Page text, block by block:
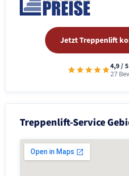
Jetzt Treppenlift
4,9 / 5
27
Treppenlift-Service